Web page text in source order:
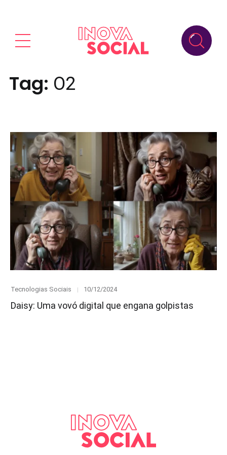
Tag: O2
Category
Tecnologias Sociais
Posted
10/12/2024
Daisy: Uma vovó digital que engana golpistas